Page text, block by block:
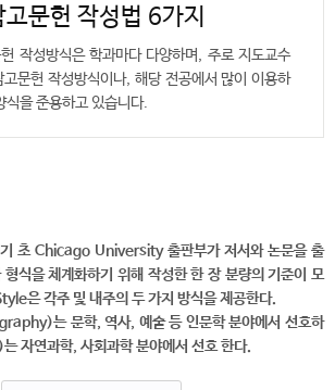
문헌 작성법 6가지
작성방식은 학과마다 다양하며, 주로 지도교수
고문헌 작성방식이나, 해당 전공에서 많이 이용하
식을 준용하고 있습니다.
초 Chicago University 출판부가 저서와 논문을 출
식을 체계화하기 위해 작성한 한 장 분량의 기준이 모
은 각주 및 내주의 두 가지 방식을 제공한다.
는 문학, 역사, 예술 등 인문학 분야에서 선호하
연과학, 사회과학 분야에서 선호 한다.